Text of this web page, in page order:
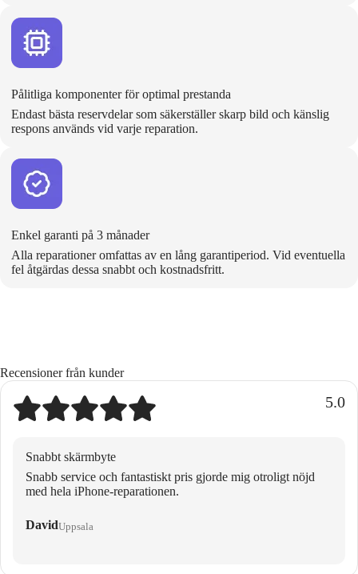
Pålitliga komponenter för optimal prestanda
Endast bästa reservdelar som säkerställer skarp bild och känslig
respons används vid varje reparation.
Enkel garanti på 3 månader
Alla reparationer omfattas av en lång garantiperiod. Vid eventuella
fel åtgärdas dessa snabbt och kostnadsfritt.
Recensioner från kunder
5.0
Snabbt skärmbyte
Snabb service och fantastiskt pris gjorde mig otroligt nöjd
med hela iPhone-reparationen.
DavidUppsala